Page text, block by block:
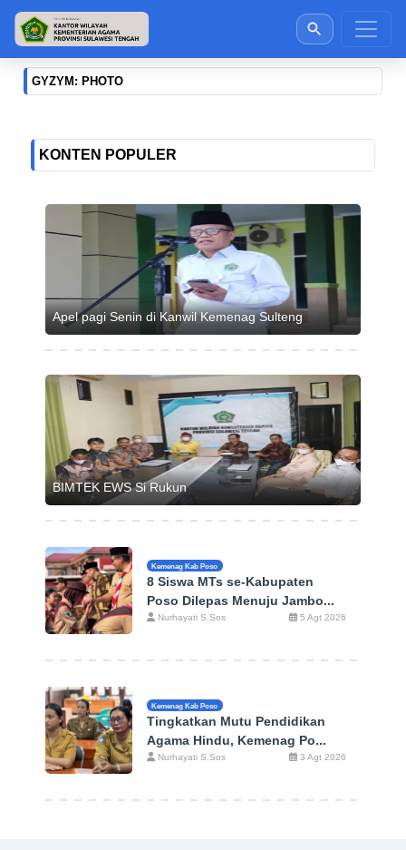
GYZYM: PHOTO
KONTEN POPULER
Apel pagi Senin di Kanwil Kemenag Sulteng
BIMTEK EWS Si Rukun
Kemenag Kab Poso
8 Siswa MTs se-Kabupaten
Poso Dilepas Menuju Jambo...
Nurhayati S.Sos 5 Agt 2026
Kemenag Kab Poso
Tingkatkan Mutu Pendidikan
Agama Hindu, Kemenag Po...
Nurhayati S.Sos 3 Agt 2026